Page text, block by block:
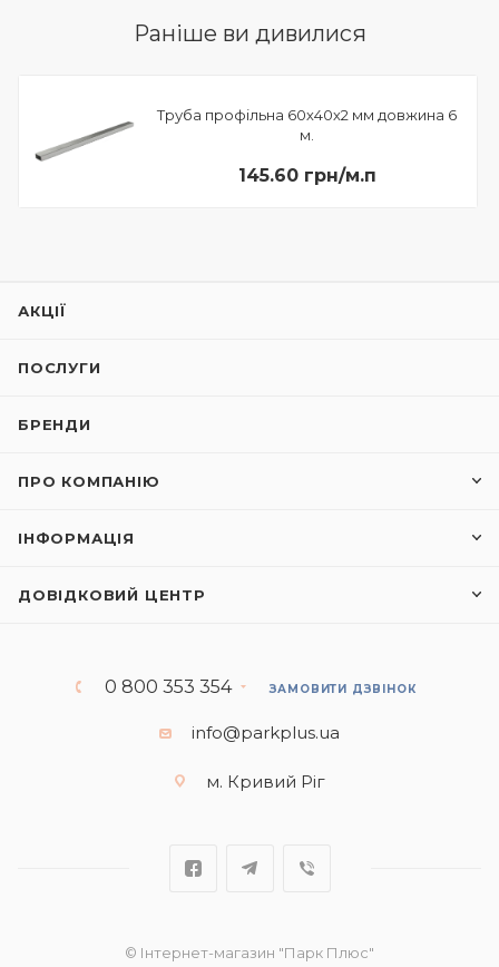
Раніше ви дивилися
Труба профільна 60х40х2 мм довжина 6
м.
145.60 грн/м.п
АКЦІЇ
ПОСЛУГИ
БРЕНДИ
ПРО КОМПАНІЮ
ІНФОРМАЦІЯ
ДОВІДКОВИЙ ЦЕНТР
0 800 353 354 ЗАМОВИТИ ДЗВІНОК
info@parkplus.ua
м. Кривий Ріг
© Інтернет-магазин "Парк Плюс"